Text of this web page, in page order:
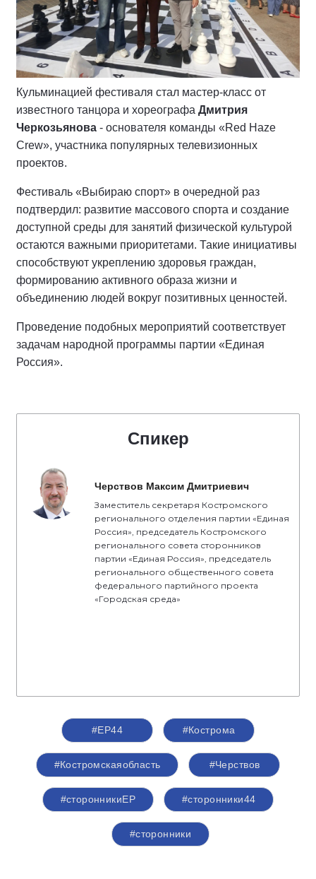
Кульминацией фестиваля стал мастер-класс от
известного танцора и хореографа Дмитрия
Черкозьянова - основателя команды «Red Haze
Crew», участника популярных телевизионных
проектов.
Фестиваль «Выбираю спорт» в очередной раз
подтвердил: развитие массового спорта и создание
доступной среды для занятий физической культурой
остаются важными приоритетами. Такие инициативы
способствуют укреплению здоровья граждан,
формированию активного образа жизни и
объединению людей вокруг позитивных ценностей.
Проведение подобных мероприятий соответствует
задачам народной программы партии «Единая
Россия».
Спикер
Черствов Максим Дмитриевич
Заместитель секретаря Костромского
регионального отделения партии «Единая
Россия», председатель Костромского
регионального совета сторонников
партии «Единая Россия», председатель
регионального общественного совета
федерального партийного проекта
«Городская среда»
#ЕР44 #Кострома
#Костромскаяобласть #Черствов
#сторонникиЕР #сторонники44
#сторонники